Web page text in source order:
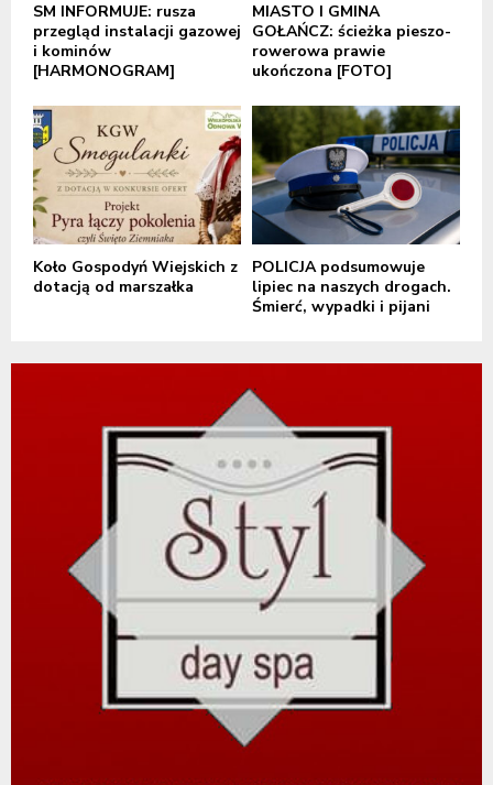
SM INFORMUJE: rusza
przegląd instalacji gazowej
i kominów
[HARMONOGRAM]
MIASTO I GMINA
GOŁAŃCZ: ścieżka pieszo-
rowerowa prawie
ukończona [FOTO]
Koło Gospodyń Wiejskich z
dotacją od marszałka
POLICJA podsumowuje
lipiec na naszych drogach.
Śmierć, wypadki i pijani